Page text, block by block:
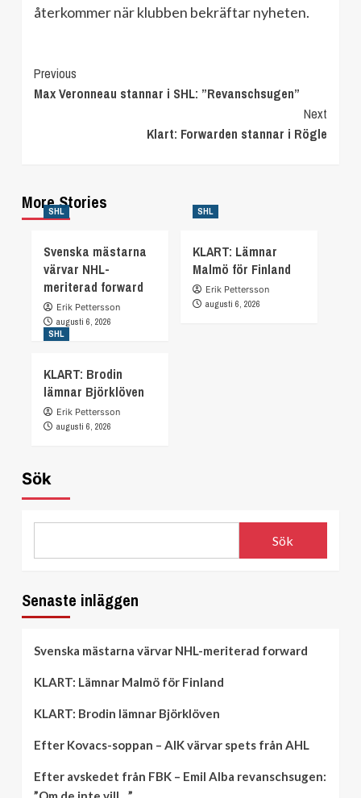
återkommer när klubben bekräftar nyheten.
Continue
Reading
Previous
Max Veronneau stannar i SHL: ”Revanschsugen”
Next
Klart: Forwarden stannar i Rögle
More Stories
SHL
Svenska mästarna
värvar NHL-
meriterad forward
Erik Pettersson
augusti 6, 2026
SHL
KLART: Lämnar
Malmö för Finland
Erik Pettersson
augusti 6, 2026
SHL
KLART: Brodin
lämnar Björklöven
Erik Pettersson
augusti 6, 2026
Sök
Sök
Senaste inläggen
Svenska mästarna värvar NHL-meriterad forward
KLART: Lämnar Malmö för Finland
KLART: Brodin lämnar Björklöven
Efter Kovacs-soppan – AIK värvar spets från AHL
Efter avskedet från FBK – Emil Alba revanschsugen: